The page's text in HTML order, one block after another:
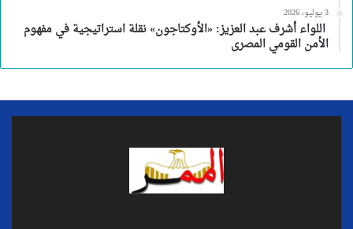
3 يوليو، 2026
اللواء أشرف عبد العزيز: «الأوكتاجون» نقلة استراتيجية في مفهوم
الأمن القومي المصرى